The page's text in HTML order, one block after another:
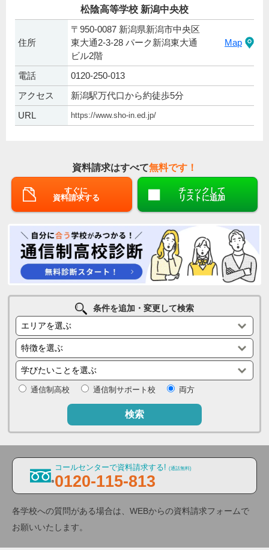
松陰高等学校 新潟中央校
住所
〒950-0087 新潟県新潟市中央区
東大通2-3-28 パーク新潟東大通
ビル2階
Map
電話
0120-250-013
アクセス
新潟駅万代口から約徒歩5分
URL
https://www.sho-in.ed.jp/
資料請求はすべて無料です！
すぐに
資料請求する
チェックして
リストに追加
条件を追加・変更して検索
通信制高校 通信制サポート校 両方
検索
コールセンターで資料請求する! (通話無料)
0120-115-813
各学校への質問がある場合は、WEBからの資料請求フォームで
お願いいたします。